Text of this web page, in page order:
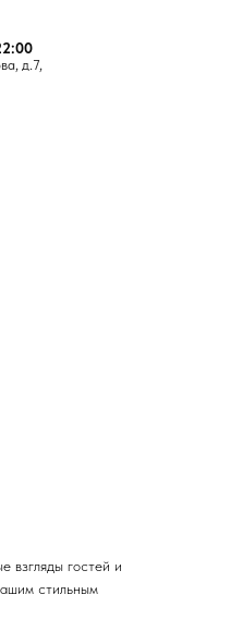
д.7,
взгляды гостей и
стильным